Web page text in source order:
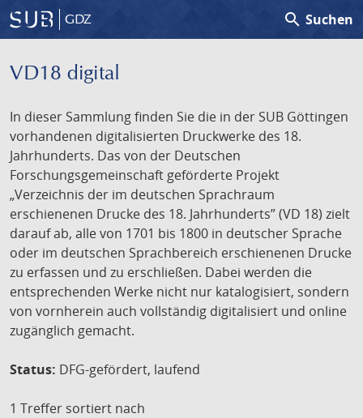
GDZ search Suchen
VD18 digital
In dieser Sammlung finden Sie die in der SUB Göttingen
vorhandenen digitalisierten Druckwerke des 18.
Jahrhunderts. Das von der Deutschen
Forschungsgemeinschaft geförderte Projekt
„Verzeichnis der im deutschen Sprachraum
erschienenen Drucke des 18. Jahrhunderts” (VD 18) zielt
darauf ab, alle von 1701 bis 1800 in deutscher Sprache
oder im deutschen Sprachbereich erschienenen Drucke
zu erfassen und zu erschließen. Dabei werden die
entsprechenden Werke nicht nur katalogisiert, sondern
von vornherein auch vollständig digitalisiert und online
zugänglich gemacht.
Status: DFG-gefördert, laufend
1 Treffer sortiert nach